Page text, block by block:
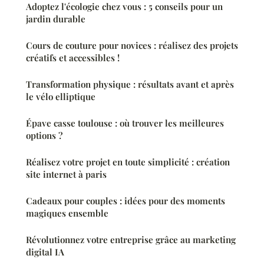
Adoptez l'écologie chez vous : 5 conseils pour un
jardin durable
Cours de couture pour novices : réalisez des projets
créatifs et accessibles !
Transformation physique : résultats avant et après
le vélo elliptique
Épave casse toulouse : où trouver les meilleures
options ?
Réalisez votre projet en toute simplicité : création
site internet à paris
Cadeaux pour couples : idées pour des moments
magiques ensemble
Révolutionnez votre entreprise grâce au marketing
digital IA